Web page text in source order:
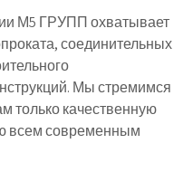
М5 ГРУПП охватывает
соединительных
Мы стремимся
только качественную
всем современным